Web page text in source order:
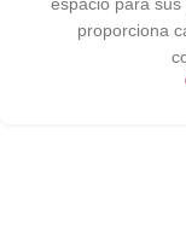
proporciona